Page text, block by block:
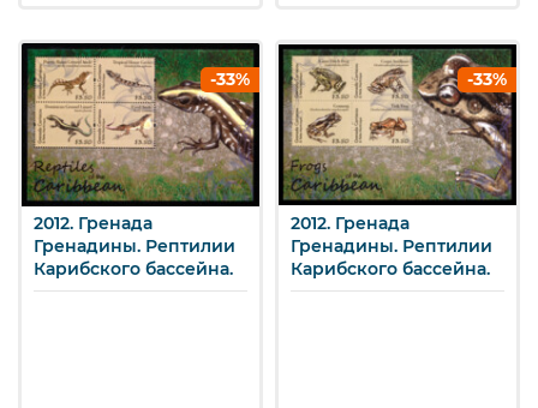
-33%
2012. Гренада
Гренадины. Рептилии
Карибского бассейна.
-33%
2012. Гренада
Гренадины. Рептилии
Карибского бассейна.